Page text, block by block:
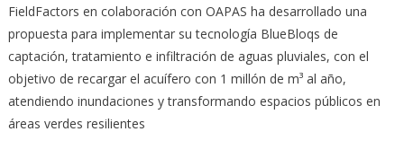
FieldFactors en colaboración con OAPAS ha desarrollado una
propuesta para implementar su tecnología BlueBloqs de
captación, tratamiento e infiltración de aguas pluviales, con el
objetivo de recargar el acuífero con 1 millón de m³ al año,
atendiendo inundaciones y transformando espacios públicos en
áreas verdes resilientes